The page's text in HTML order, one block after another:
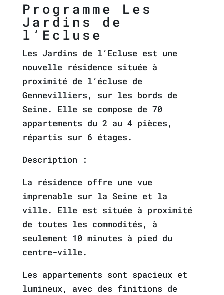
Programme Les
Jardins de
l’Ecluse
Les Jardins de l’Ecluse est une
nouvelle résidence située à
proximité de l’écluse de
Gennevilliers, sur les bords de
Seine. Elle se compose de 70
appartements du 2 au 4 pièces,
répartis sur 6 étages.
Description :
La résidence offre une vue
imprenable sur la Seine et la
ville. Elle est située à proximité
de toutes les commodités, à
seulement 10 minutes à pied du
centre-ville.
Les appartements sont spacieux et
lumineux, avec des finitions de